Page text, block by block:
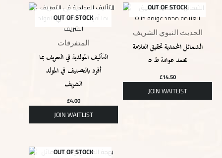
OUT OF STOCK
المتفرقات
التآليف المولدية في التعريف بما
أفرد بالتصنيف في المولد
الشريف
£4.00
OUT OF STOCK
الحديث النبوي الشريف
الشمائل المحمدية تحقيق العلامة
محمد عوامة ط ٥
£14.50
OUT OF STOCK